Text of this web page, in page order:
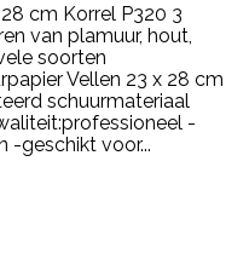
cm Korrel P320 3
van plamuur, hout,
soorten
Vellen 23 x 28 cm
schuurmateriaal
-
-geschikt voor...